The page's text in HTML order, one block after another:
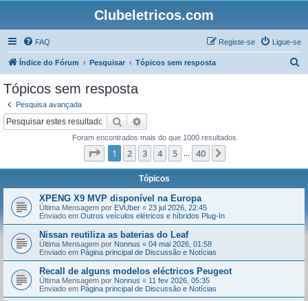
Clubeletricos.com
FAQ Ligue-se
Registe-se
Índice do Fórum Pesquisar Tópicos sem resposta
Tópicos sem resposta
Pesquisa avançada
Pesquisar
Foram encontrados mais do que 1000 resultados
Página de 40
1 2 3 4 5 40
Tópicos
XPENG X9 MVP disponível na Europa
Última Mensagem por EVUber « 23 jul 2026, 22:45
Enviado em Outros veículos elétricos e híbridos Plug-In
Nissan reutiliza as baterias do Leaf
Última Mensagem por Nonnus « 04 mai 2026, 01:58
Enviado em Página principal de Discussão e Notícias
Recall de alguns modelos eléctricos Peugeot
Última Mensagem por Nonnus « 11 fev 2026, 05:35
Enviado em Página principal de Discussão e Notícias